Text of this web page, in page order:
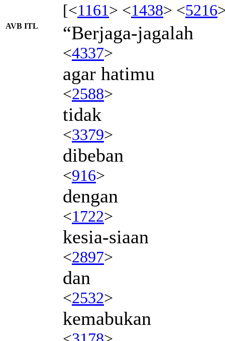
[<1161> <1438> <5216
AVB ITL “Berjaga-jagalah
<4337>
agar hatimu
<2588>
tidak
<3379>
dibeban
<916>
dengan
<1722>
kesia-siaan
<2897>
dan
<2532>
kemabukan